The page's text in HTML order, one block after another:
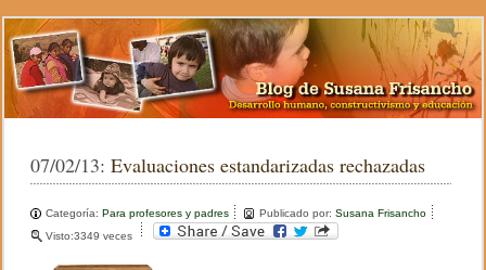
07/02/13:Evaluaciones estandarizadas rechazadas
Categoría:Para profesores y padres Publicado por:Susana Frisancho
Visto:3349 veces